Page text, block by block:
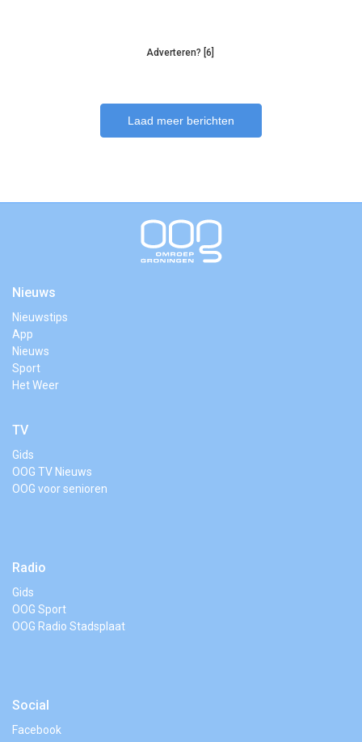
Adverteren? [6]
Laad meer berichten
Nieuws
Nieuwstips
App
Nieuws
Sport
Het Weer
TV
Gids
OOG TV Nieuws
OOG voor senioren
Radio
Gids
OOG Sport
OOG Radio Stadsplaat
Social
Facebook